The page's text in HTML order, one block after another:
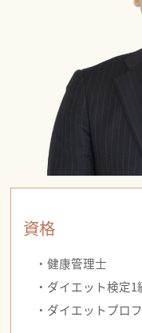
資格
・健康管理士
・ダイエット検定1
・ダイエットプロ